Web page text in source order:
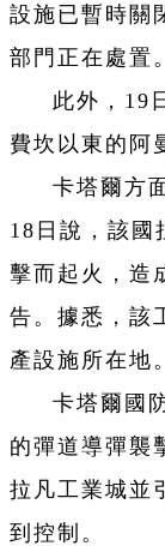
設施已暫時關
部門正在處置。
此外，19
費坎以東的阿
卡塔爾方
18日說，該國
擊而起火，造
告。據悉，該
產設施所在地。
卡塔爾國
的彈道導彈襲
拉凡工業城並
到控制。